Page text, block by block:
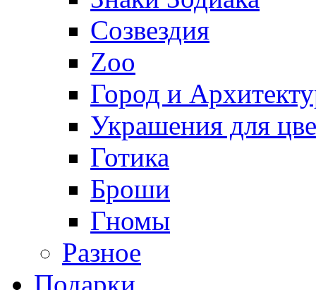
Созвездия
Zoo
Город и
Украшения для
Готика
Броши
Гномы
Разное
Подарки